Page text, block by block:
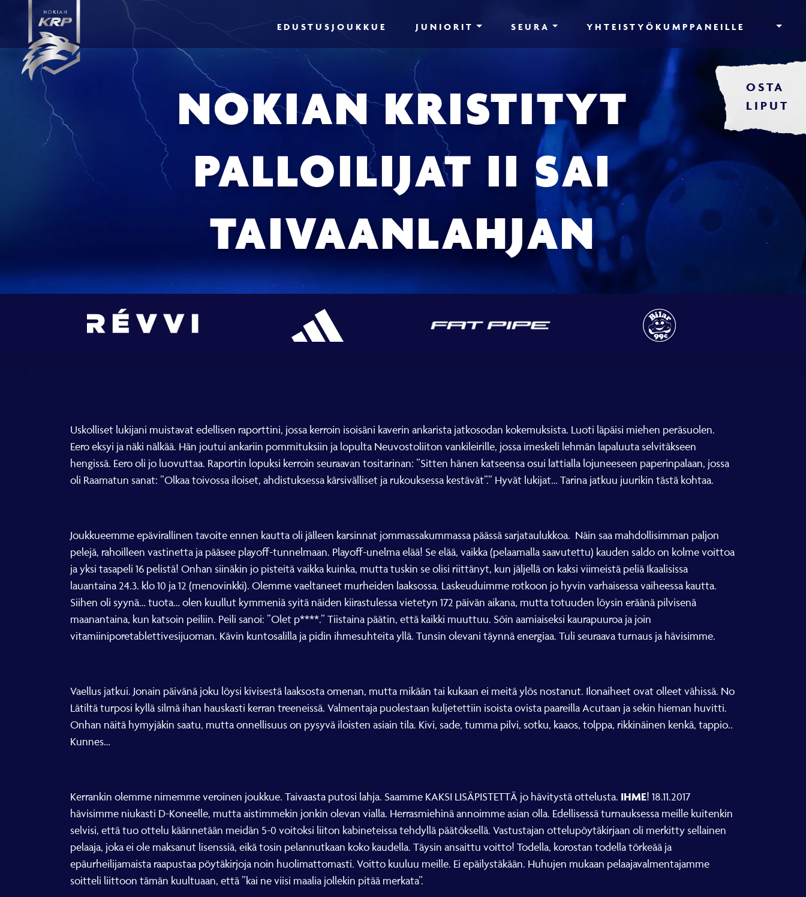
EDUSTUSJOUKKUE JUNIORIT SEURA YHTEISTYÖKUMPPANEILLE
OSTA
LIPUT
NOKIAN KRISTITYT
PALLOILIJAT II SAI
TAIVAANLAHJAN
Uskolliset lukijani muistavat edellisen raporttini, jossa kerroin isoisäni kaverin ankarista jatkosodan kokemuksista. Luoti läpäisi miehen peräsuolen.
Eero eksyi ja näki nälkää. Hän joutui ankariin pommituksiin ja lopulta Neuvostoliiton vankileirille, jossa imeskeli lehmän lapaluuta selvitäkseen
hengissä. Eero oli jo luovuttaa. Raportin lopuksi kerroin seuraavan tositarinan: ”Sitten hänen katseensa osui lattialla lojuneeseen paperinpalaan, jossa
oli Raamatun sanat: ”Olkaa toivossa iloiset, ahdistuksessa kärsivälliset ja rukouksessa kestävät”.” Hyvät lukijat… Tarina jatkuu juurikin tästä kohtaa.
Joukkueemme epävirallinen tavoite ennen kautta oli jälleen karsinnat jommassakummassa päässä sarjataulukkoa. Näin saa mahdollisimman paljon
pelejä, rahoilleen vastinetta ja pääsee playoff-tunnelmaan. Playoff-unelma elää! Se elää, vaikka (pelaamalla saavutettu) kauden saldo on kolme voittoa
ja yksi tasapeli 16 pelistä! Onhan siinäkin jo pisteitä vaikka kuinka, mutta tuskin se olisi riittänyt, kun jäljellä on kaksi viimeistä peliä Ikaalisissa
lauantaina 24.3. klo 10 ja 12 (menovinkki). Olemme vaeltaneet murheiden laaksossa. Laskeuduimme rotkoon jo hyvin varhaisessa vaiheessa kautta.
Siihen oli syynä… tuota… olen kuullut kymmeniä syitä näiden kiirastulessa vietetyn 172 päivän aikana, mutta totuuden löysin eräänä pilvisenä
maanantaina, kun katsoin peiliin. Peili sanoi: ”Olet p****.” Tiistaina päätin, että kaikki muuttuu. Söin aamiaiseksi kaurapuuroa ja join
vitamiiniporetablettivesijuoman. Kävin kuntosalilla ja pidin ihmesuhteita yllä. Tunsin olevani täynnä energiaa. Tuli seuraava turnaus ja hävisimme.
Vaellus jatkui. Jonain päivänä joku löysi kivisestä laaksosta omenan, mutta mikään tai kukaan ei meitä ylös nostanut. Ilonaiheet ovat olleet vähissä. No
Lätiltä turposi kyllä silmä ihan hauskasti kerran treeneissä. Valmentaja puolestaan kuljetettiin isoista ovista paareilla Acutaan ja sekin hieman huvitti.
Onhan näitä hymyjäkin saatu, mutta onnellisuus on pysyvä iloisten asiain tila. Kivi, sade, tumma pilvi, sotku, kaaos, tolppa, rikkinäinen kenkä, tappio..
Kunnes…
Kerrankin olemme nimemme veroinen joukkue. Taivaasta putosi lahja. Saamme KAKSI LISÄPISTETTÄ jo hävitystä ottelusta. IHME! 18.11.2017
hävisimme niukasti D-Koneelle, mutta aistimmekin jonkin olevan vialla. Herrasmiehinä annoimme asian olla. Edellisessä turnauksessa meille kuitenkin
selvisi, että tuo ottelu käännetään meidän 5-0 voitoksi liiton kabineteissa tehdyllä päätöksellä. Vastustajan ottelupöytäkirjaan oli merkitty sellainen
pelaaja, joka ei ole maksanut lisenssiä, eikä tosin pelannutkaan koko kaudella. Täysin ansaittu voitto! Todella, korostan todella törkeää ja
epäurheilijamaista raapustaa pöytäkirjoja noin huolimattomasti. Voitto kuuluu meille. Ei epäilystäkään. Huhujen mukaan pelaajavalmentajamme
soitteli liittoon tämän kuultuaan, että ”kai ne viisi maalia jollekin pitää merkata”.